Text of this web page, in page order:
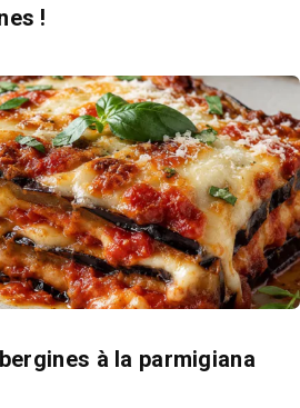
!
à la parmigiana